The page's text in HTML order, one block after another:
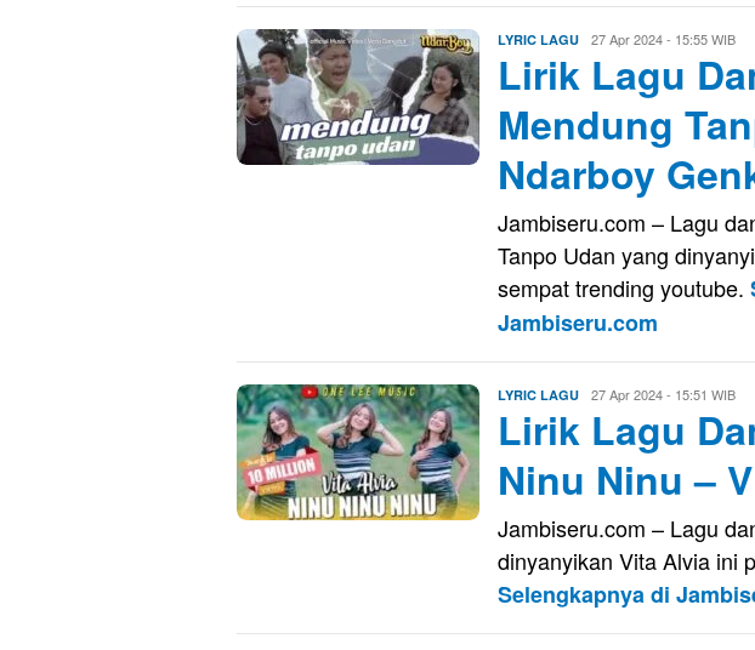
LYRIC LAGU Aris
27 Apr 2024 - 15:55 WIB
Lirik Lagu
Mendung
Ndarboy
Jambiseru.com – Lagu
Tanpo Udan yang
sempat trending youtube.
Jambiseru.com
LYRIC LAGU Aris
27 Apr 2024 - 15:51 WIB
Lirik Lagu
Ninu Ninu –
Jambiseru.com – Lagu
dinyanyikan Vita Alvia ini
Selengkapnya di